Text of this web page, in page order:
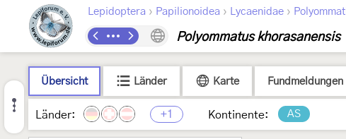
Lepidoptera › Papilionoidea › Lycaenidae ›
Polyommatus khorasanensis
Übersicht Länder Karte Fundmeldungen
Länder: +1 Kontinente: AS